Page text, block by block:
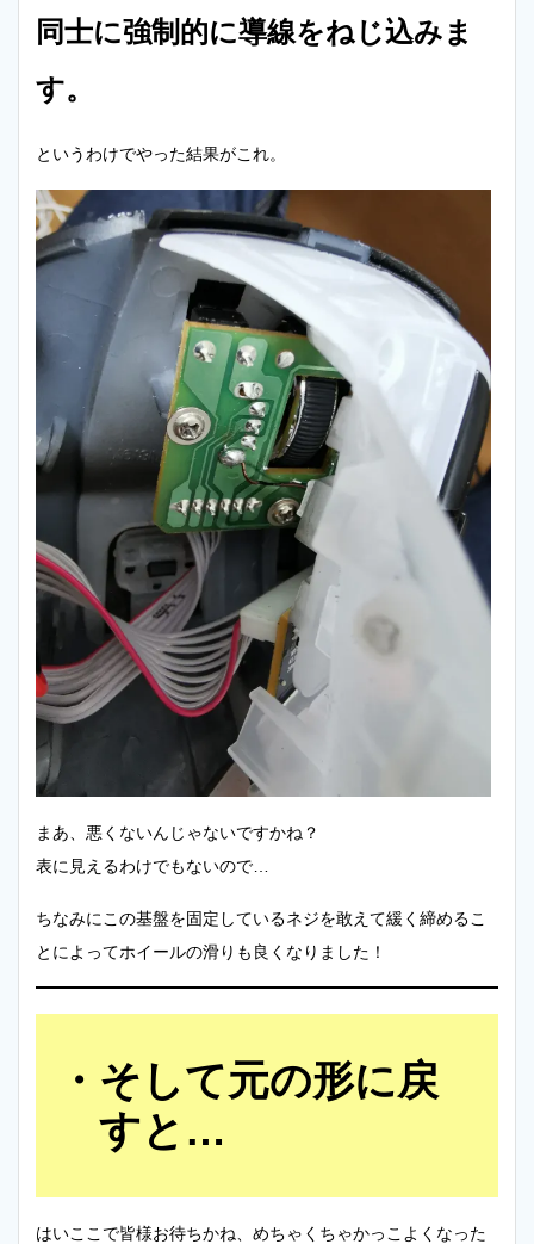
同士に強制的に導線をねじ込みま
す。
というわけでやった結果がこれ。
まあ、悪くないんじゃないですかね？
表に見えるわけでもないので…
ちなみにこの基盤を固定しているネジを敢えて緩く締めるこ
とによってホイールの滑りも良くなりました！
そして元の形に戻
すと…
はいここで皆様お待ちかね、めちゃくちゃかっこよくなった